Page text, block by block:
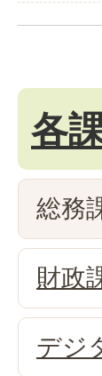
各
総務
財政
デジ